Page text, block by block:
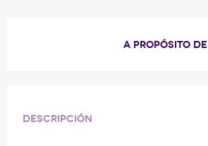
A PROPÓSITO DE
Descripción